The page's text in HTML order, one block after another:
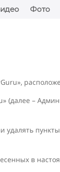
Фото
–
удалять
в